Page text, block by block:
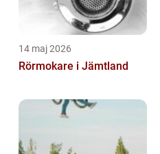
14 maj 2026
Rörmokare i Jämtland